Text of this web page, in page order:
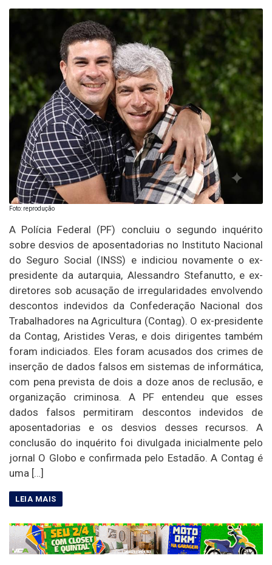
Foto: reprodução
A Polícia Federal (PF) concluiu o segundo inquérito
sobre desvios de aposentadorias no Instituto Nacional
do Seguro Social (INSS) e indiciou novamente o ex-
presidente da autarquia, Alessandro Stefanutto, e ex-
diretores sob acusação de irregularidades envolvendo
descontos indevidos da Confederação Nacional dos
Trabalhadores na Agricultura (Contag). O ex-presidente
da Contag, Aristides Veras, e dois dirigentes também
foram indiciados. Eles foram acusados dos crimes de
inserção de dados falsos em sistemas de informática,
com pena prevista de dois a doze anos de reclusão, e
organização criminosa. A PF entendeu que esses
dados falsos permitiram descontos indevidos de
aposentadorias e os desvios desses recursos. A
conclusão do inquérito foi divulgada inicialmente pelo
jornal O Globo e confirmada pelo Estadão. A Contag é
uma […]